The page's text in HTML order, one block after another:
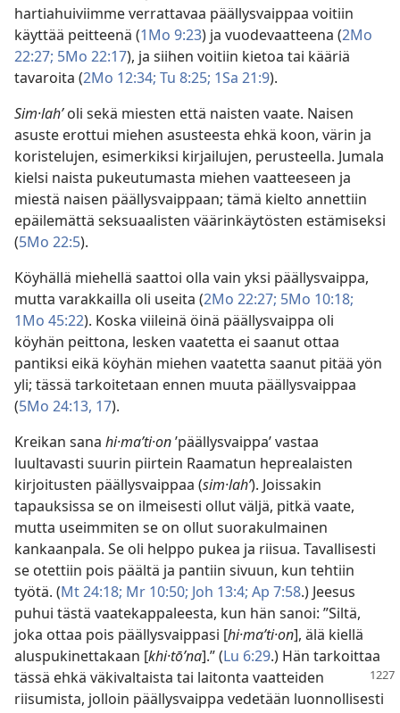
hartiahuiviimme verrattavaa päällysvaippaa voitiin
käyttää peitteenä (1Mo 9:23) ja vuodevaatteena (2Mo
22:27; 5Mo 22:17), ja siihen voitiin kietoa tai kääriä
tavaroita (2Mo 12:34; Tu 8:25; 1Sa 21:9).
Sim·lahʹoli sekä miesten että naisten vaate. Naisen
asuste erottui miehen asusteesta ehkä koon, värin ja
koristelujen, esimerkiksi kirjailujen, perusteella. Jumala
kielsi naista pukeutumasta miehen vaatteeseen ja
miestä naisen päällysvaippaan; tämä kielto annettiin
epäilemättä seksuaalisten väärinkäytösten estämiseksi
(5Mo 22:5).
Köyhällä miehellä saattoi olla vain yksi päällysvaippa,
mutta varakkailla oli useita (2Mo 22:27; 5Mo 10:18;
1Mo 45:22). Koska viileinä öinä päällysvaippa oli
köyhän peittona, lesken vaatetta ei saanut ottaa
pantiksi eikä köyhän miehen vaatetta saanut pitää yön
yli; tässä tarkoitetaan ennen muuta päällysvaippaa
(5Mo 24:13, 17).
Kreikan sana hi·maʹti·on’päällysvaippa’ vastaa
luultavasti suurin piirtein Raamatun heprealaisten
kirjoitusten päällysvaippaa (sim·lahʹ). Joissakin
tapauksissa se on ilmeisesti ollut väljä, pitkä vaate,
mutta useimmiten se on ollut suorakulmainen
kankaanpala. Se oli helppo pukea ja riisua. Tavallisesti
se otettiin pois päältä ja pantiin sivuun, kun tehtiin
työtä. (Mt 24:18; Mr 10:50; Joh 13:4; Ap 7:58.) Jeesus
puhui tästä vaatekappaleesta, kun hän sanoi: ”Siltä,
joka ottaa pois päällysvaippasi [hi·maʹti·on], älä kiellä
aluspukinettakaan [khi·tōʹna].” (Lu 6:29.) Hän tarkoittaa
tässä ehkä väkivaltaista tai laitonta vaatteiden
riisumista, jolloin päällysvaippa vedetään luonnollisesti